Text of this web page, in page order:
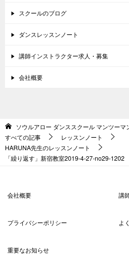
スクールのブログ
ダンスレッスンノート
講師インストラクター求人・募集
会社概要
ソウルアロー ダンススクール マンツーマ
すべての記事
レッスンノート
HARUNA先生のレッスンノート
「繰り返す」新宿教室2019-4-27-no29-1202
会社概要 講
プライバシーポリシー よ
重要なお知らせ